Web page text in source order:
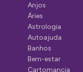
Anjos
Áries
Astrologia
Autoajuda
Banhos
Bem-estar
Cartomancia